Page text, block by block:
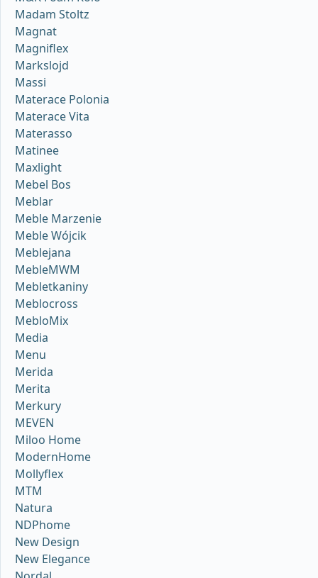
Madam Stoltz
Magnat
Magniflex
Markslojd
Massi
Materace Polonia
Materace Vita
Materasso
Matinee
Maxlight
Mebel Bos
Meblar
Meble Marzenie
Meble Wójcik
Meblejana
MebleMWM
Mebletkaniny
Meblocross
MebloMix
Media
Menu
Merida
Merita
Merkury
MEVEN
Miloo Home
ModernHome
Mollyflex
MTM
Natura
NDPhome
New Design
New Elegance